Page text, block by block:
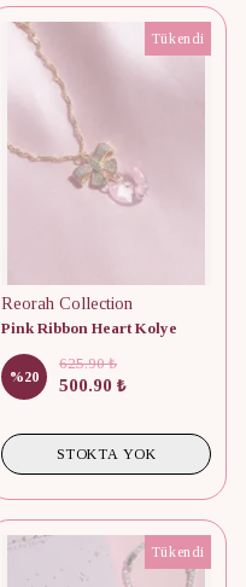
Tükendi
Reorah Collection
Pink Ribbon Heart Kolye
%20
625.90 ₺
500.90 ₺
STOKTA YOK
Tükendi